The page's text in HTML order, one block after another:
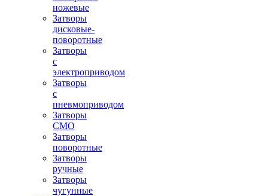
ножевые
Затворы
дисковые-
поворотные
Затворы
с
электроприводом
Затворы
с
пневмоприводом
Затворы
СМО
Затворы
поворотные
Затворы
ручные
Затворы
чугунные